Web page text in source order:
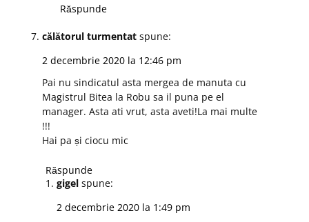
Răspunde
călătorul turmentat spune:
2 decembrie 2020 la 12:46 pm
Pai nu sindicatul asta mergea de manuta cu
Magistrul Bitea la Robu sa il puna pe el
manager. Asta ati vrut, asta aveti!La mai multe
!!!
Hai pa și ciocu mic
Răspunde
gigel spune:
2 decembrie 2020 la 1:49 pm